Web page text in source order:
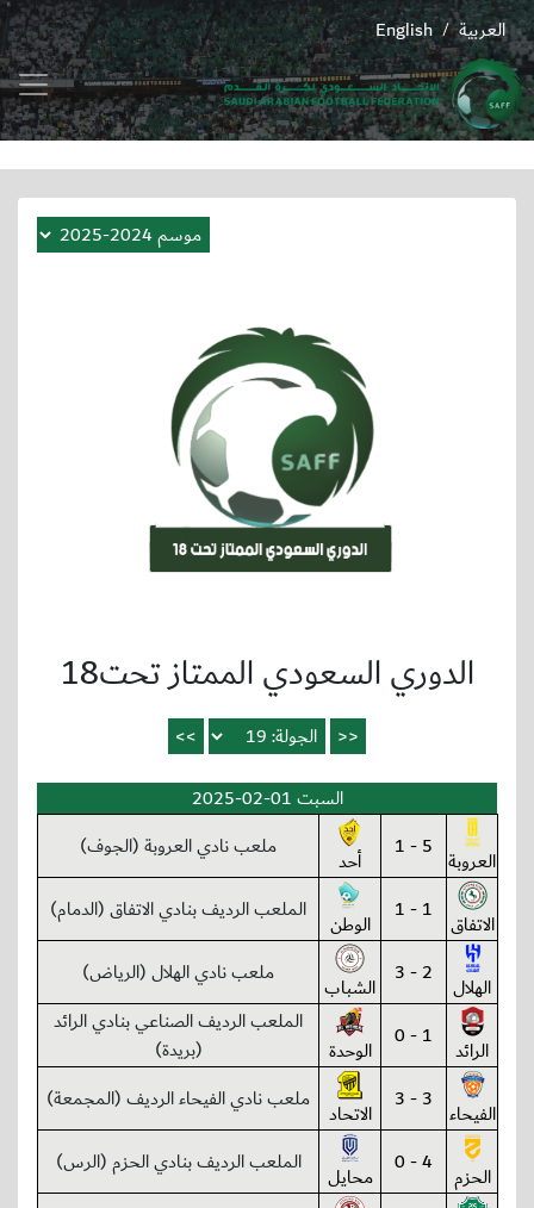
English / العربية
الدوري السعودي الممتاز تحت18
السبت 01-02-2025
العروبة 5 - 1 أحد ملعب نادي العروبة (الجوف)
الاتفاق 1 - 1 الوطن الملعب الرديف بنادي الاتفاق (الدمام)
الهلال 2 - 3 الشباب ملعب نادي الهلال (الرياض)
الرائد 1 - 0 الوحدة
الملعب الرديف الصناعي بنادي الرائد
(بريدة)
الفيحاء 3 - 3 الاتحاد ملعب نادي الفيحاء الرديف (المجمعة)
الحزم 4 - 0 محايل الملعب الرديف بنادي الحزم (الرس)